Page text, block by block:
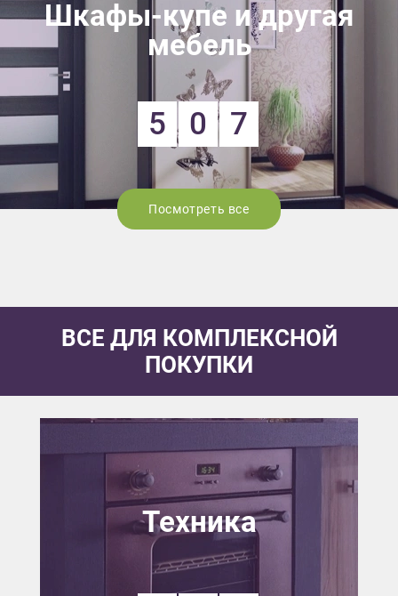
Шкафы-купе и другая
мебель
5 0 7
Посмотреть все
ВСЕ ДЛЯ КОМПЛЕКСНОЙ
ПОКУПКИ
Техника